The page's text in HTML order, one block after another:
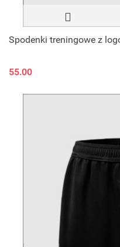
Spodenki treningowe z
55.00